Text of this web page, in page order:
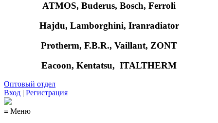
ATMOS, Buderus, Bosch, Ferroli
Hajdu, Lamborghini, Iranradiator
Protherm, F.B.R., Vaillant, ZONT
Eacoon, Kentatsu, ITALTHERM
Оптовый отдел
Вход | Регистрация
≡ Меню